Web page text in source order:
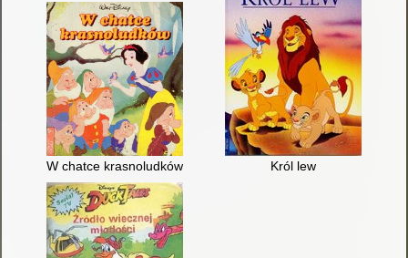
W chatce krasnoludków Król lew